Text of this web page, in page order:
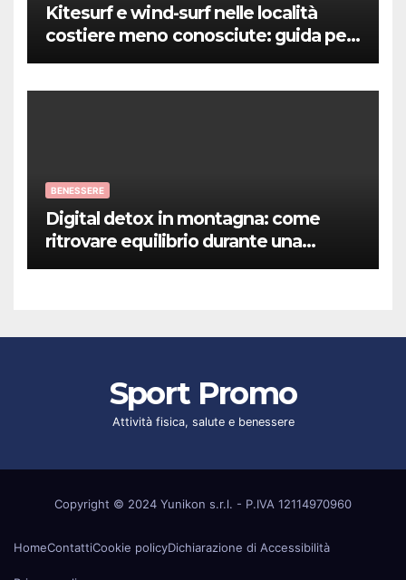
Kitesurf e wind-surf nelle località
costiere meno conosciute: guida per
sportivi
BENESSERE
Digital detox in montagna: come
ritrovare equilibrio durante una
vacanza benessere
Sport Promo
Attività fisica, salute e benessere
Copyright © 2024 Yunikon s.r.l. - P.IVA 12114970960
HomeContattiCookie policyDichiarazione di Accessibilità